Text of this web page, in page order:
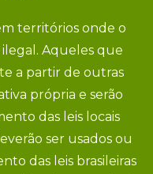
territórios onde o
Aqueles que
a partir de outras
própria e serão
das leis locais
ser usados ou
das leis brasileiras